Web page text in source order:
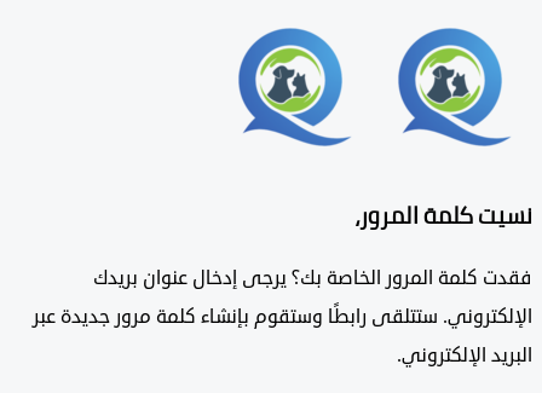
كلمة المرور،
كلمة المرور الخاصة بك؟ يرجى إدخال عنوان بريدك
ستتلقى رابطًا وستقوم بإنشاء كلمة مرور جديدة عبر
الإلكتروني.